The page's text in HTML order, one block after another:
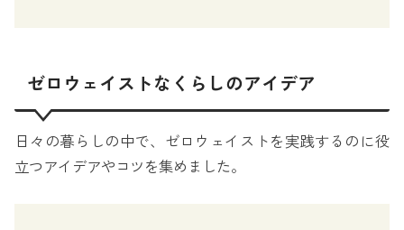
ゼロウェイストなくらしのアイデア
日々の暮らしの中で、ゼロウェイストを実践するのに役
立つアイデアやコツを集めました。